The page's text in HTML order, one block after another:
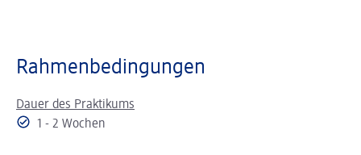
Rahmenbedingungen
Dauer des Praktikums
1 - 2 Wochen